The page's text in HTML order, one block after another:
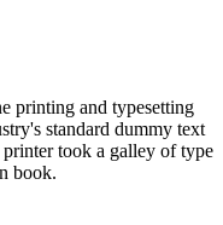
printing and typesetting
standard dummy text
took a galley of type
book.